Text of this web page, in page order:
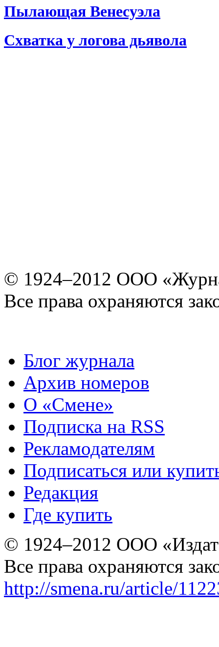
Пылающая Венесуэла
Схватка у логова дьявола
© 1924–2012 ООО
Все права охраняются
Блог журнала
Архив номеров
О «Смене»
Подписка на RSS
Рекламодателям
Подписаться или
Редакция
Где купить
© 1924–2012 ООО
Все права охраняются
http://smena.ru/article/